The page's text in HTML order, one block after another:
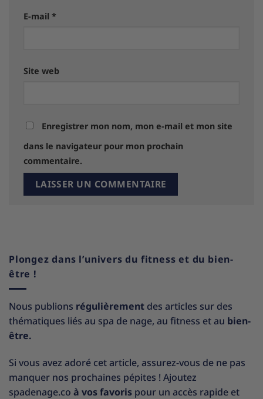
E-mail *
Site web
Enregistrer mon nom, mon e-mail et mon site
dans le navigateur pour mon prochain
commentaire.
Plongez dans l’univers du fitness et du bien-
être !
Nous publions régulièrement des articles sur des
thématiques liés au spa de nage, au fitness et au bien-
être.
Si vous avez adoré cet article, assurez-vous de ne pas
manquer nos prochaines pépites ! Ajoutez
spadenage.co à vos favoris pour un accès rapide et